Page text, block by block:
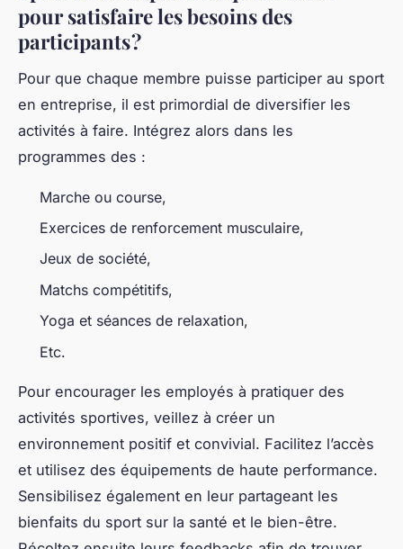
pour satisfaire les besoins des
participants ?
Pour que chaque membre puisse participer au sport
en entreprise, il est primordial de diversifier les
activités à faire. Intégrez alors dans les
programmes des :
Marche ou course,
Exercices de renforcement musculaire,
Jeux de société,
Matchs compétitifs,
Yoga et séances de relaxation,
Etc.
Pour encourager les employés à pratiquer des
activités sportives, veillez à créer un
environnement positif et convivial. Facilitez l’accès
et utilisez des équipements de haute performance.
Sensibilisez également en leur partageant les
bienfaits du sport sur la santé et le bien-être.